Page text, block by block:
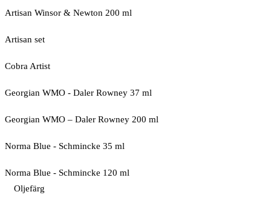
Artisan Winsor & Newton 200 ml
Artisan set
Cobra Artist
Georgian WMO - Daler Rowney 37 ml
Georgian WMO – Daler Rowney 200 ml
Norma Blue - Schmincke 35 ml
Norma Blue - Schmincke 120 ml
Oljefärg